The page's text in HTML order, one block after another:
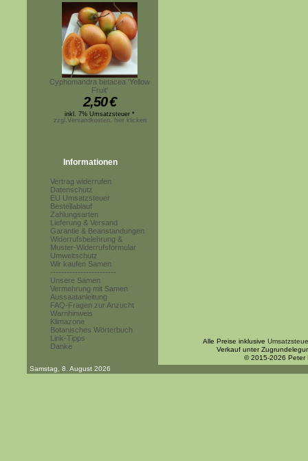
Cyphomandra betacea 'Yellow
Fruit'
2,50€
inkl. 7% Umsatzsteuer *
zzgl.Versandkosten, hier klicken
Informationen
Vertrag widerrufen
Datenschutz
EU Umsatzsteuer
Bestellablauf
Zahlungsarten
Lieferung & Versand
Garantie & Beanstandungen
Widerrufsbelehrung &
Muster-Widerrufsformular
Umweltschutz
Wir kaufen Samen
------------------------
Unsere Samen
Vermehrung mit Samen
Aussaatanleitung
FAQ-Fragen zur Anzucht
Warnhinweis
Klimazone
Botanisches Wörterbuch
Link-Tipps
Danke
Alle Preise inklusive
Verkauf unter
© 2015-2026 Peter
Samstag, 8. August 2026